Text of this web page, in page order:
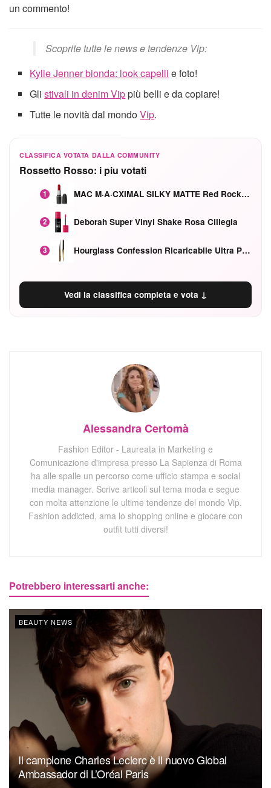
un commento!
Scoprite tutte le news e tendenze Vip:
Kylie Jenner bionda: look capelli e foto!
Glistivali in denim Vippiù belli e da copiare!
Tutte le novità dal mondoVip.
CLASSIFICA VOTATA DALLA COMMUNITY
Rossetto Rosso: i piu votati
1 MAC M·A·CXIMAL SILKY MATTE Red Rock mat
2 Deborah Super Vinyl Shake Rosa Ciliegia
3 Hourglass Confession Ricaricabile Ultra Preciso Ad Alta Intensità Secretly Classic Red
Vedi la classifica completa e vota ↓
Alessandra Certomà
Fashion Editor - Laureata in Marketing e
Comunicazione d'impresa presso La Sapienza di Roma
ha alle spalle un percorso come ufficio stampa e social
media manager. Scrive articoli sul tema moda e segue
con molta attenzione le ultime tendenze del mondo Vip.
Fashion addicted, ama lo shopping online e giocare con
outfit tutti diversi!
Potrebbero interessarti anche:
BEAUTY NEWS
Il campione Charles Leclerc è il nuovo Global
Ambassador di L’Oréal Paris